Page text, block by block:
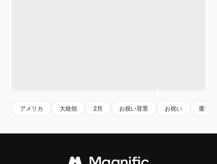
アメリカ 大統領 2月 お祝い背景 お祝い 選挙